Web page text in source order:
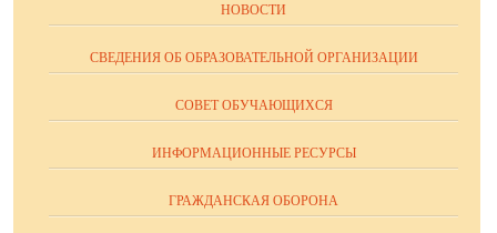
НОВОСТИ
СВЕДЕНИЯ ОБ ОБРАЗОВАТЕЛЬНОЙ ОРГАНИЗАЦИИ
СОВЕТ ОБУЧАЮЩИХСЯ
ИНФОРМАЦИОННЫЕ РЕСУРСЫ
ГРАЖДАНСКАЯ ОБОРОНА